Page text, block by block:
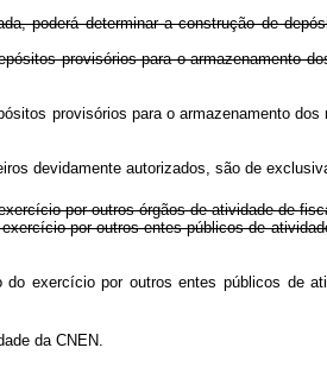
poderá determinar a construção de
provisórios para o armazenamento
provisórios para o armazenamento
devidamente autorizados, são de
por outros órgãos de atividade de
por outros entes públicos de
do exercício por outros entes públicos
da CNEN.